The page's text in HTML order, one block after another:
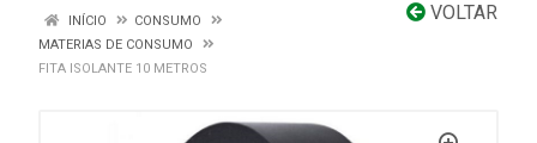
VOLTAR
INÍCIO
CONSUMO
MATERIAS DE CONSUMO
FITA ISOLANTE 10 METROS